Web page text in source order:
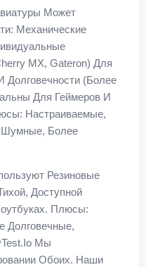
Может
Механические
MX, Gateron) Для
Долговечности (более
Для Геймеров И
Настраиваемые,
Шумные, Более
Резиновые
Доступной
Плюсы:
Долговечные,
Мы
Обоих. Наши